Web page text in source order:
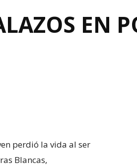
EN
perdió la vida al ser
Blancas,